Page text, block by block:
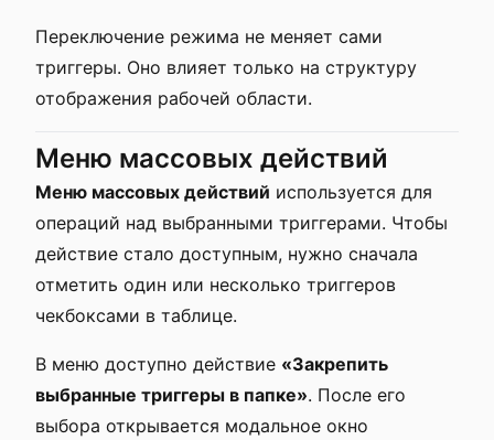
Переключение режима не меняет сами
триггеры. Оно влияет только на структуру
отображения рабочей области.
Меню массовых действий
Меню массовых действий используется для
операций над выбранными триггерами. Чтобы
действие стало доступным, нужно сначала
отметить один или несколько триггеров
чекбоксами в таблице.
В меню доступно действие «Закрепить
выбранные триггеры в папке». После его
выбора открывается модальное окно